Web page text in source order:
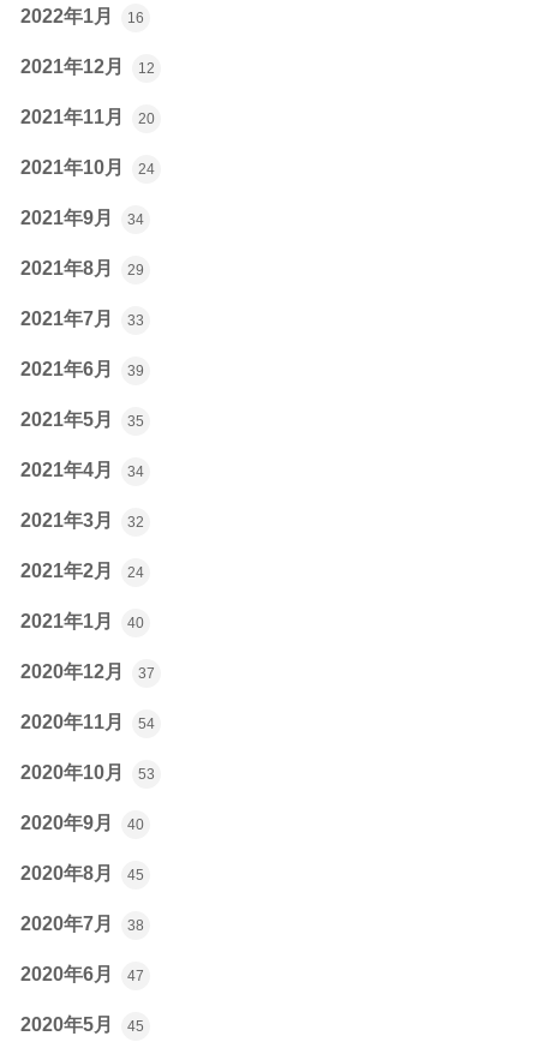
2022年1月 16
2021年12月 12
2021年11月 20
2021年10月 24
2021年9月 34
2021年8月 29
2021年7月 33
2021年6月 39
2021年5月 35
2021年4月 34
2021年3月 32
2021年2月 24
2021年1月 40
2020年12月 37
2020年11月 54
2020年10月 53
2020年9月 40
2020年8月 45
2020年7月 38
2020年6月 47
2020年5月 45